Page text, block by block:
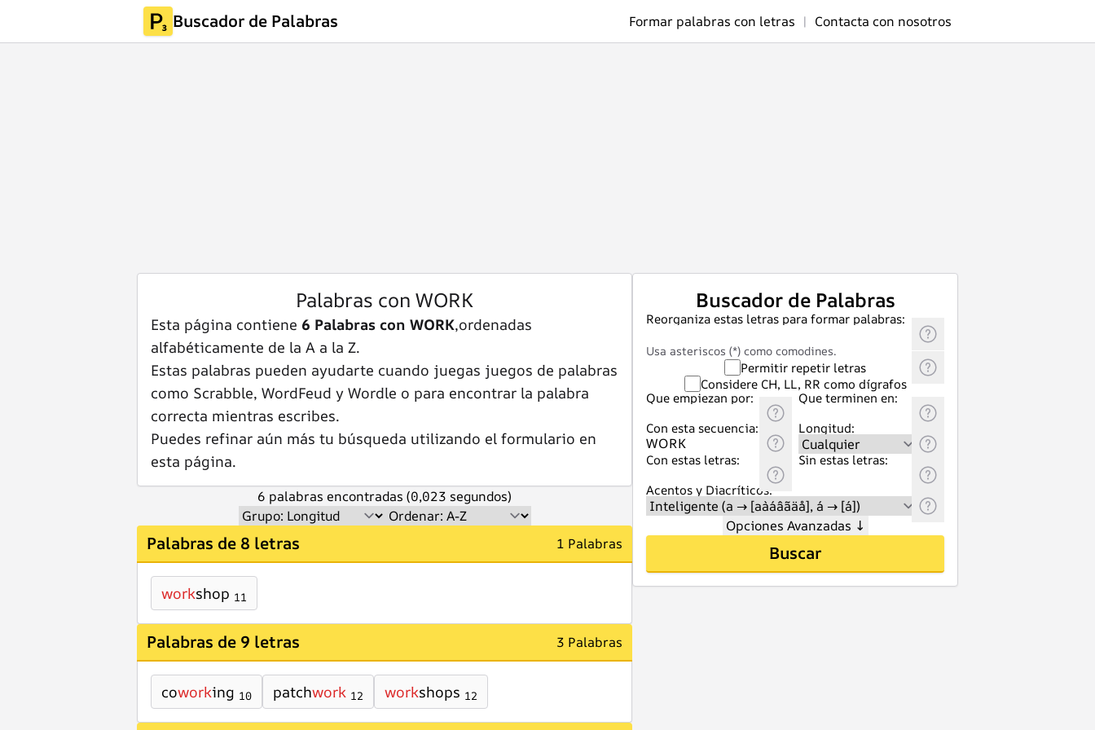
Buscador de Palabras Formar palabras con letras | Contacta con nosotros
Palabras con WORK
Esta página contiene 6 Palabras con WORK,ordenadas
alfabéticamente de la A a la Z.
Estas palabras pueden ayudarte cuando juegas juegos de palabras
como Scrabble, WordFeud y Wordle o para encontrar la palabra
correcta mientras escribes.
Puedes refinar aún más tu búsqueda utilizando el formulario en
esta página.
6 palabras encontradas (0,023 segundos)
Palabras de 8 letras 1 Palabras
workshop 11
Palabras de 9 letras 3 Palabras
coworking 10 patchwork 12 workshops 12
Buscador de Palabras
Reorganiza estas letras para formar palabras:
Usa asteriscos (*) como comodines.
Permitir repetir letras
Considere CH, LL, RR como dígrafos
Que empiezan por:
Que terminen en:
Con esta secuencia:
Longitud:
Con estas letras:
Sin estas letras:
Acentos y Diacríticos:
Opciones Avanzadas ↓
Buscar